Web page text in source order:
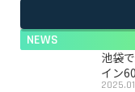
NEWS
池袋
イン